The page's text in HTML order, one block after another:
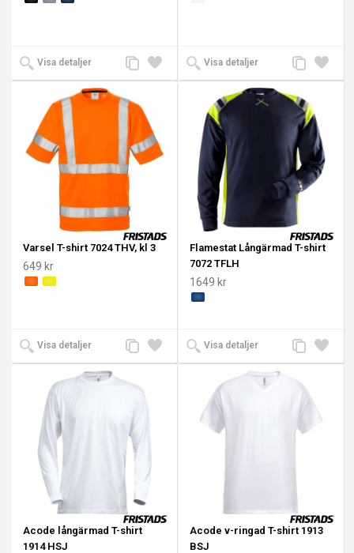
Visa detaljer
Lägg
till i
Lägg
till
Visa detaljer
Lägg
till i
Lägg
till
Varsel T-shirt 7024 THV, kl 3
649 kr
Visa detaljer
Lägg
till i
Lägg
till
Flamestat Långärmad T-shirt
7072 TFLH
1649 kr
Visa detaljer
Lägg
till i
Lägg
till
Acode långärmad T-shirt
1914 HSJ
Acode v-ringad T-shirt 1913
BSJ